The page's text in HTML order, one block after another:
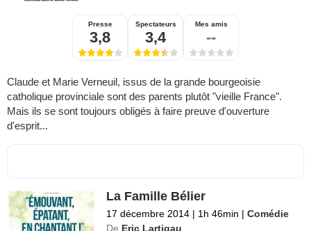
Presse
3,8
Spectateurs
3,4
Mes amis
--
Claude et Marie Verneuil, issus de la grande bourgeoisie
catholique provinciale sont des parents plutôt "vieille France".
Mais ils se sont toujours obligés à faire preuve d'ouverture
d'esprit...
La Famille Bélier
17 décembre 2014 | 1h 46min | Comédie
De Eric Lartigau